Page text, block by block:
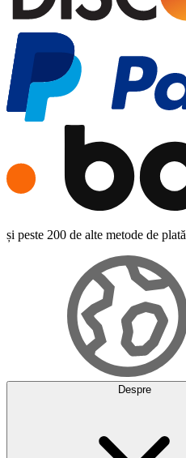
și peste 200 de alte metode de plată
Despre